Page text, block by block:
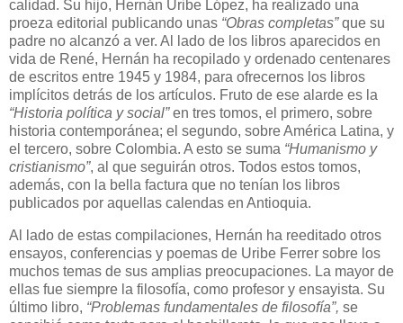
calidad. Su hijo, Hernán Uribe López, ha realizado una
proeza editorial publicando unas “Obras completas”que su
padre no alcanzó a ver. Al lado de los libros aparecidos en
vida de René, Hernán ha recopilado y ordenado centenares
de escritos entre 1945 y 1984, para ofrecernos los libros
implícitos detrás de los artículos. Fruto de ese alarde es la
“Historia política y social”en tres tomos, el primero, sobre
historia contemporánea; el segundo, sobre América Latina, y
el tercero, sobre Colombia. A esto se suma “Humanismo y
cristianismo”, al que seguirán otros. Todos estos tomos,
además, con la bella factura que no tenían los libros
publicados por aquellas calendas en Antioquia.
Al lado de estas compilaciones, Hernán ha reeditado otros
ensayos, conferencias y poemas de Uribe Ferrer sobre los
muchos temas de sus amplias preocupaciones. La mayor de
ellas fue siempre la filosofía, como profesor y ensayista. Su
último libro, “Problemas fundamentales de filosofía”, se